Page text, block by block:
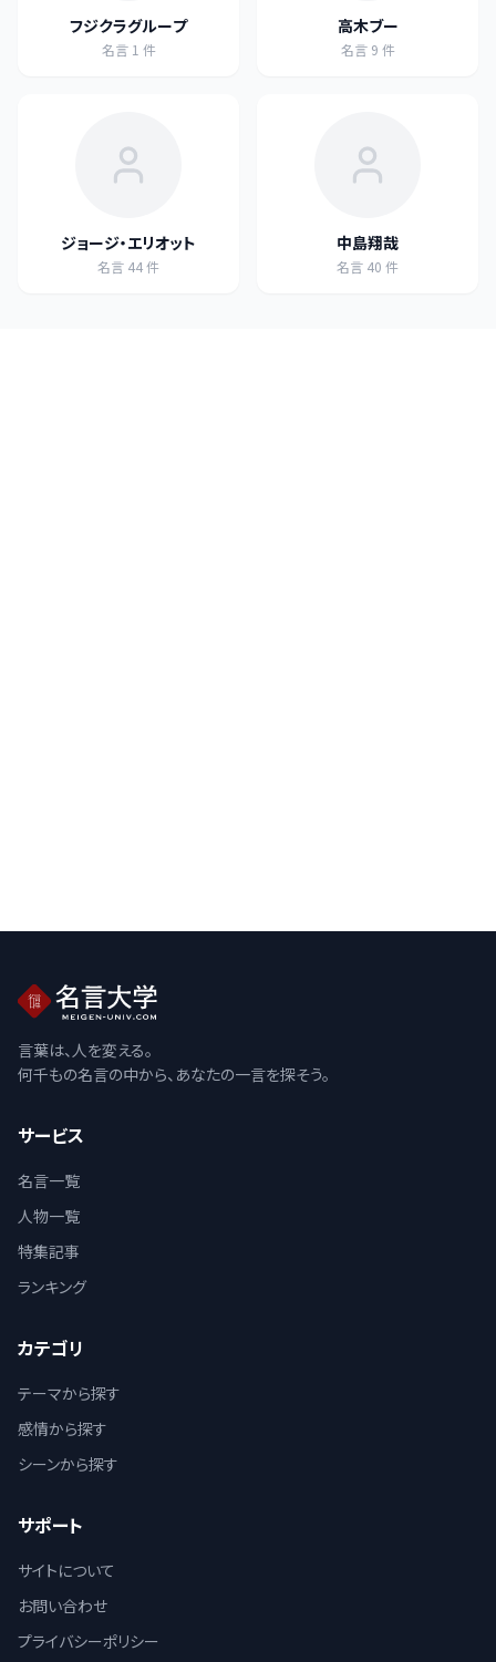
フジクラグループ
名言 1 件
高木ブー
名言 9 件
ジョージ・エリオット
名言 44件
中島翔哉
名言 40 件
言葉は、人を変える。
何千もの名言の中から、あなたの一言を探そう。
サービス
名言一覧
人物一覧
特集記事
ランキング
カテゴリ
テーマから探す
感情から探す
シーンから探す
サポート
サイトについて
お問い合わせ
プライバシーポリシー